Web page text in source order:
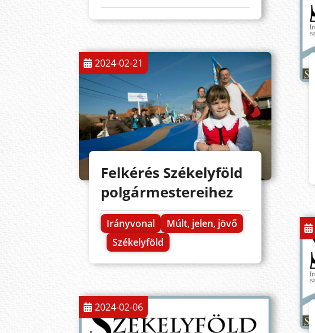
2024-02-21
Felkérés Székelyföld
polgármestereihez
Irányvonal
Múlt, jelen, jövő
Székelyföld
2024-02-06